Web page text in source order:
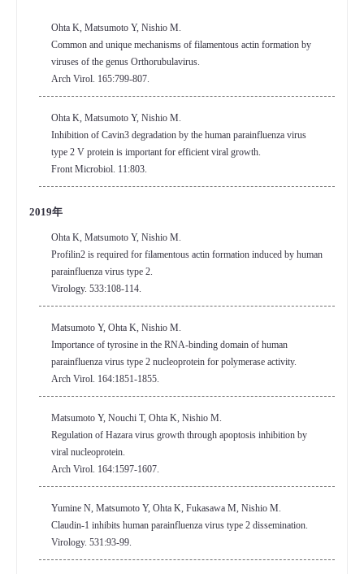
Ohta K, Matsumoto Y, Nishio M.
Common and unique mechanisms of filamentous actin formation by
viruses of the genus Orthorubulavirus.
Arch Virol. 165:799-807.
Ohta K, Matsumoto Y, Nishio M.
Inhibition of Cavin3 degradation by the human parainfluenza virus
type 2 V protein is important for efficient viral growth.
Front Microbiol. 11:803.
2019年
Ohta K, Matsumoto Y, Nishio M.
Profilin2 is required for filamentous actin formation induced by human
parainfluenza virus type 2.
Virology. 533:108-114.
Matsumoto Y, Ohta K, Nishio M.
Importance of tyrosine in the RNA-binding domain of human
parainfluenza virus type 2 nucleoprotein for polymerase activity.
Arch Virol. 164:1851-1855.
Matsumoto Y, Nouchi T, Ohta K, Nishio M.
Regulation of Hazara virus growth through apoptosis inhibition by
viral nucleoprotein.
Arch Virol. 164:1597-1607.
Yumine N, Matsumoto Y, Ohta K, Fukasawa M, Nishio M.
Claudin-1 inhibits human parainfluenza virus type 2 dissemination.
Virology. 531:93-99.